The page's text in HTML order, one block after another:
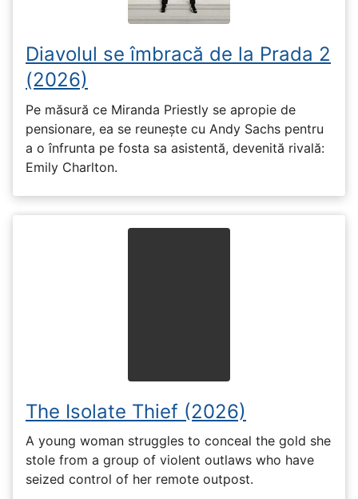
Diavolul se îmbracă de la Prada 2
(2026)
Pe măsură ce Miranda Priestly se apropie de
pensionare, ea se reunește cu Andy Sachs pentru
a o înfrunta pe fosta sa asistentă, devenită rivală:
Emily Charlton.
The Isolate Thief (2026)
A young woman struggles to conceal the gold she
stole from a group of violent outlaws who have
seized control of her remote outpost.